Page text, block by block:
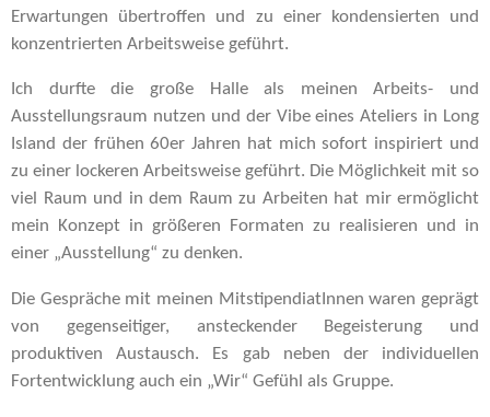
Erwartungen übertroffen und zu einer kondensierten und
konzentrierten Arbeitsweise geführt.
Ich durfte die große Halle als meinen Arbeits- und
Ausstellungsraum nutzen und der Vibe eines Ateliers in Long
Island der frühen 60er Jahren hat mich sofort inspiriert und
zu einer lockeren Arbeitsweise geführt. Die Möglichkeit mit so
viel Raum und in dem Raum zu Arbeiten hat mir ermöglicht
mein Konzept in größeren Formaten zu realisieren und in
einer „Ausstellung“ zu denken.
Die Gespräche mit meinen MitstipendiatInnen waren geprägt
von gegenseitiger, ansteckender Begeisterung und
produktiven Austausch. Es gab neben der individuellen
Fortentwicklung auch ein „Wir“ Gefühl als Gruppe.